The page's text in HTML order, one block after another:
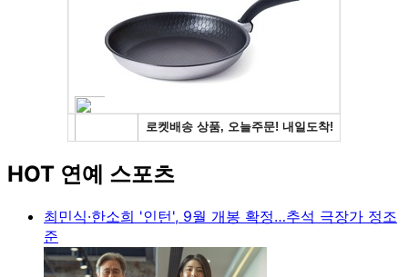
HOT 연예 스포츠
최민식·한소희 '인턴', 9월 개봉 확정…추석 극장가 정조
준